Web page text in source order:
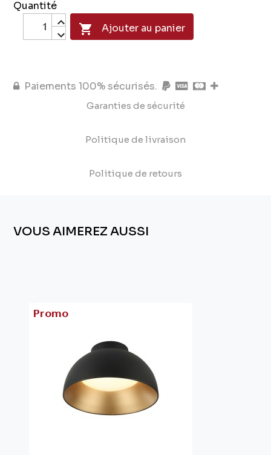
Quantité
 Ajouter au panier
Paiements 100% sécurisés.
Garanties de sécurité
Politique de livraison
Politique de retours
VOUS AIMEREZ AUSSI
Promo